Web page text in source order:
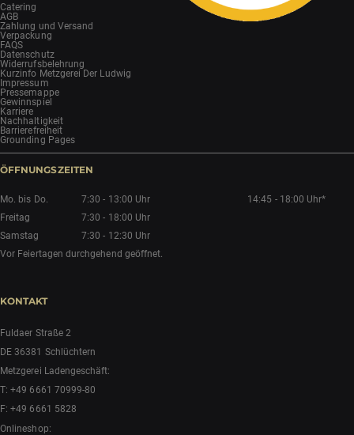
Catering
AGB
Zahlung und Versand
Verpackung
FAQS
Datenschutz
Widerrufsbelehrung
Kurzinfo Metzgerei Der Ludwig
Impressum
Pressemappe
Gewinnspiel
Karriere
Nachhaltigkeit
Barrierefreiheit
Grounding Pages
ÖFFNUNGSZEITEN
Mo. bis Do. 7:30 - 13:00 Uhr
14:45 - 18:00 Uhr*
Freitag
7:30 - 18:00 Uhr
Samstag
7:30 - 12:30 Uhr
Vor Feiertagen durchgehend geöffnet.
KONTAKT
Fuldaer Straße 2
DE 36381 Schlüchtern
Metzgerei Ladengeschäft:
T:+49 6661 70999-80
F: +49 6661 5828
Onlineshop: